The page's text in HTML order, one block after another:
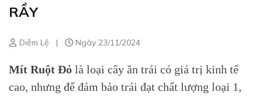
RẦY
Diễm Lệ | Ngày 23/11/2024
Mít Ruột Đỏ là loại cây ăn trái có giá trị kinh tế
cao, nhưng để đảm bảo trái đạt chất lượng loại 1,